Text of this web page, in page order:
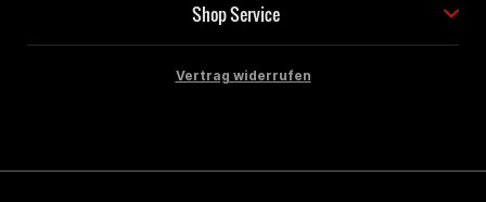
Shop Service
Vertrag widerrufen